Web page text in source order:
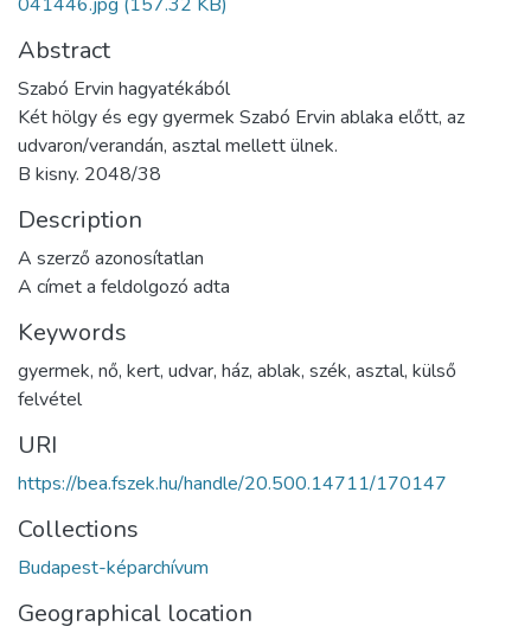
Abstract
Szabó Ervin hagyatékából
Két hölgy és egy gyermek Szabó Ervin ablaka előtt, az
udvaron/verandán, asztal mellett ülnek.
B kisny. 2048/38
Description
A szerző azonosítatlan
A címet a feldolgozó adta
Keywords
gyermek, nő, kert, udvar, ház, ablak, szék, asztal, külső
felvétel
URI
https://bea.fszek.hu/handle/20.500.14711/170147
Collections
Budapest-képarchívum
Geographical location